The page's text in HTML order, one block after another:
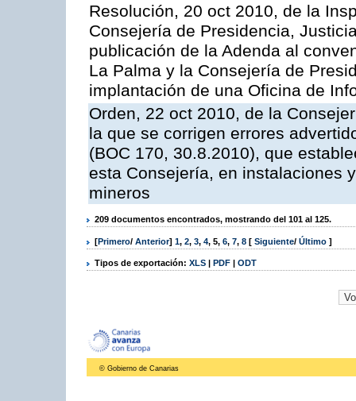
Resolución, 20 oct 2010, de la
Consejería de Presidencia,
publicación de la Adenda al
La Palma y la Consejería de
implantación de una Oficina de
Orden, 22 oct 2010, de la
la que se corrigen errores
(BOC 170, 30.8.2010), que
esta Consejería, en instalaciones
mineros
209 documentos encontrados, mostrando del 101 al 125.
[Primero/ Anterior] 1, 2, 3, 4, 5, 6, 7, 8 [ Siguiente/ Último ]
Tipos de exportación: XLS | PDF | ODT
© Gobierno de Canarias